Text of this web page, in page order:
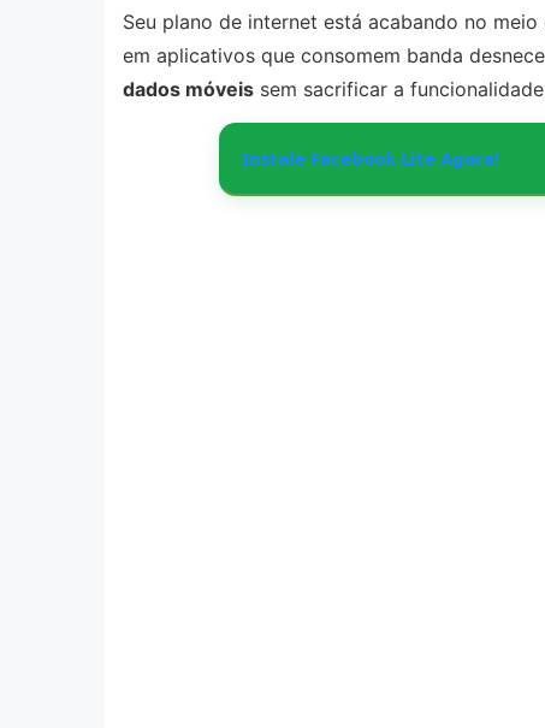
Seu plano de internet está acabando no
em aplicativos que consomem banda
dados móveis sem sacrificar a
Instale Facebook Lite Agora!